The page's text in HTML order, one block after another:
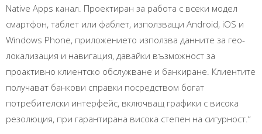
Native Apps канал. Проектиран за работа с всеки модел
смартфон, таблет или фаблет, използващи Android, iOS и
Windows Phone, приложението използва данните за гео-
локализация и навигация, давайки възможност за
проактивно клиентско обслужване и банкиране. Клиентите
получават банкови справки посредством богат
потребителски интерфейс, включващ графики с висока
резолюция, при гарантирана висока степен на сигурност.“